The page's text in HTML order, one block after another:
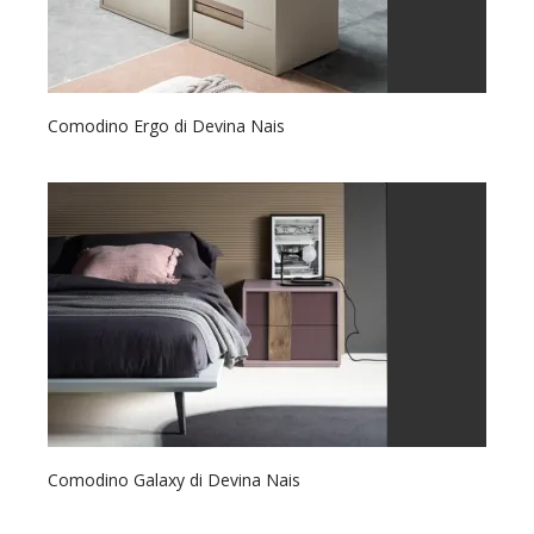
Comodino Ergo di Devina Nais
Comodino Galaxy di Devina Nais